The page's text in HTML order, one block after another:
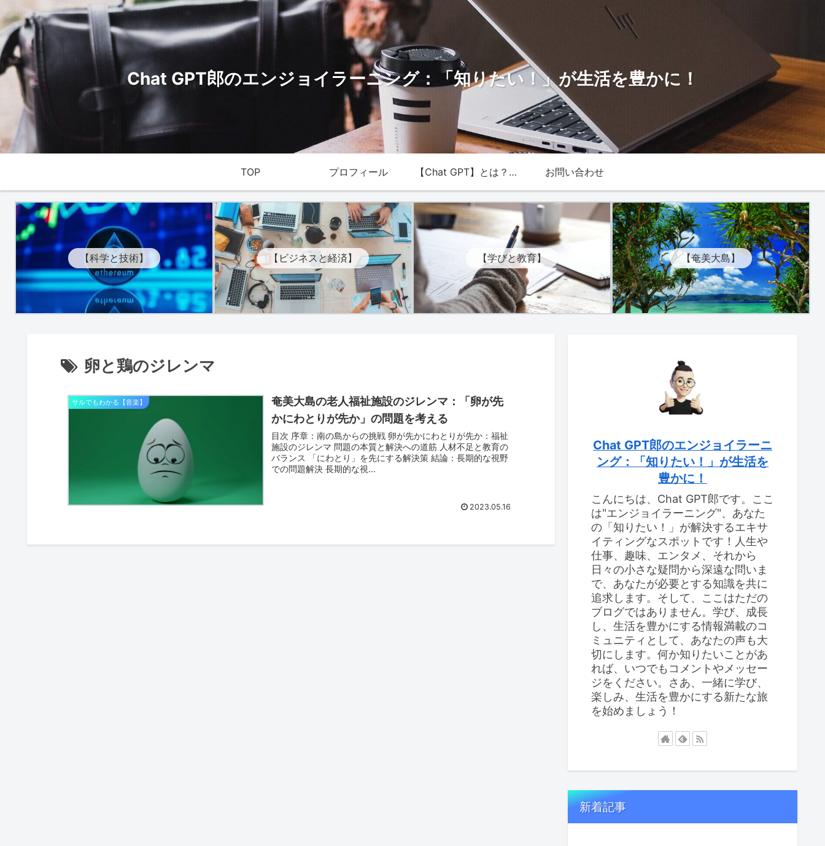
Chat GPT郎のエンジョイラーニング：「知りたい！」が生活を豊かに！
TOP プロフィール 【Chat GPT】とは？最
新技術の魅力を解説！
お問い合わせ
【科学と技術】 【ビジネスと経済】 【学びと教育】 【奄美大島】
卵と鶏のジレンマ
サルでもわかる【音楽】
奄美大島の老人福祉施設のジレンマ：「卵が先
かにわとりが先か」の問題を考える
目次 序章：南の島からの挑戦 卵が先かにわとりが先か：福祉
施設のジレンマ 問題の本質と解決への道筋 人材不足と教育の
バランス 「にわとり」を先にする解決策 結論：長期的な視野
での問題解決 長期的な視...
2023.05.16
Chat GPT郎のエンジョイラーニ
ング：「知りたい！」が生活を
豊かに！
こんにちは、Chat GPT郎です。ここ
は"エンジョイラーニング"、あなた
の「知りたい！」が解決するエキサ
イティングなスポットです！人生や
仕事、趣味、エンタメ、それから
日々の小さな疑問から深遠な問いま
で、あなたが必要とする知識を共に
追求します。そして、ここはただの
ブログではありません。学び、成長
し、生活を豊かにする情報満載のコ
ミュニティとして、あなたの声も大
切にします。何か知りたいことがあ
れば、いつでもコメントやメッセー
ジをください。さあ、一緒に学び、
楽しみ、生活を豊かにする新たな旅
を始めましょう！
新着記事